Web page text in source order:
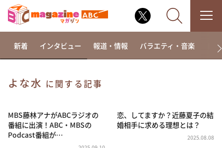
相席食堂
これ余談なんですけど・・・
～人生密着トークバラエティ！～ やすとものいたっ
新着 インタビュー 報道・情報 バラエティ・音楽 ド
よな水 に関する記事
MBS藤林アナがABCラジオの
番組に出演！ABC・MBSの
Podcast番組が…
恋、してますか？近藤夏子の結
婚相手に求める理想とは？
2025.08.08